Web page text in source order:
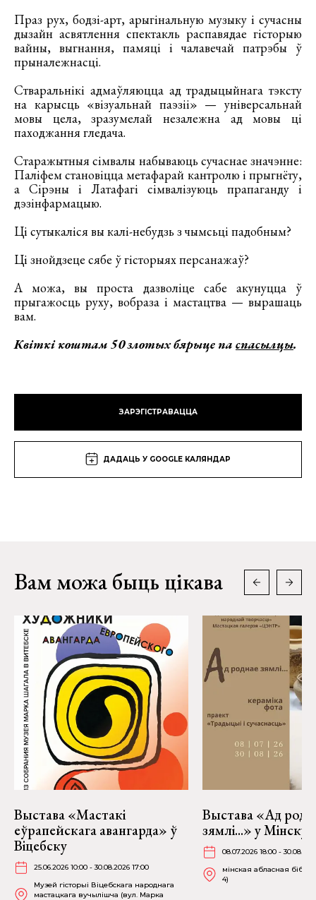
Праз рух, бодзі-арт, арыгінальную музыку і сучасны
дызайн асвятлення спектакль распавядае гісторыю
вайны, выгнання, памяці і чалавечай патрэбы ў
прыналежнасці.
Стваральнікі адмаўляюцца ад традыцыйнага тэксту
на карысць «візуальнай паэзіі» — універсальнай
мовы цела, зразумелай незалежна ад мовы ці
паходжання гледача.
Старажытныя сімвалы набываюць сучаснае значэнне:
Паліфем становіцца метафарай кантролю і прыгнёту,
а Сірэны і Латафагі сімвалізуюць прапаганду і
дэзінфармацыю.
Ці сутыкаліся вы калі-небудзь з чымсьці падобным?
Ці знойдзеце сябе ў гісторыях персанажаў?
А можа, вы проста дазволіце сабе акунуцца ў
прыгажосць руху, вобраза і мастацтва — вырашаць
вам.
Квіткі коштам 50 злотых бярыце па спасылцы.
ЗАРЭГІСТРАВАЦЦА
ДАДАЦЬ У GOOGLE КАЛЯНДАР
Вам можа быць цікава
Выстава «Мастакі
еўрапейскага авангарда» ў
Віцебску
25.06.2026 10:00 - 30.08.2026 17:00
Музей гісторыі Віцебскага народнага
мастацкага вучылішча (вул. Марка
Выстава «Ад
зямлі...» у Мінску
08.07.2026 18:00 -
мінская абласная
4)